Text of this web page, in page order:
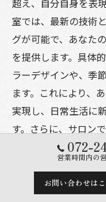
超え、自分自身を表
室では、最新の技術
グが可能で、あなた
を提供します。具体
ラーデザインや、季
ます。これにより、
実現し、日常生活に
す。さらに、サロン
カウンセリングを通
るサポートを受ける
イルを追求すること
072-
営業時間内の
お問い合わせは